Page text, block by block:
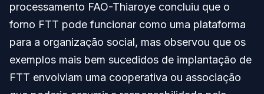
processamento FAO-Thiaroye concluiu que o
forno FTT pode funcionar como uma plataforma
para a organização social, mas observou que os
exemplos mais bem sucedidos de implantação de
FTT envolviam uma cooperativa ou associação